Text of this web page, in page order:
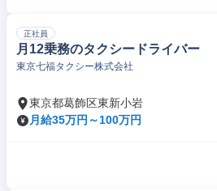
正社員
月12乗務のタクシードライバー
東京七福タクシー株式会社
東京都葛飾区東新小岩
月給35万円～100万円